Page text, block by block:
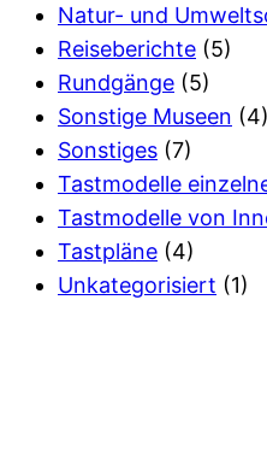
Natur- und
Reiseberichte (5)
Rundgänge (5)
Sonstige Museen (4)
Sonstiges (7)
Tastmodelle
Tastmodelle von
Tastpläne (4)
Unkategorisiert (1)